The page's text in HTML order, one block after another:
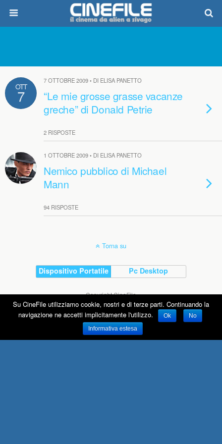
OTT
7
7 OTTOBRE 2009 • DI ELISA PANETTO
“Le mie grosse grasse vacanze
greche” di Donald Petrie
2 RISPOSTE
1 OTTOBRE 2009 • DI ELISA PANETTO
Nemico pubblico di Michael
Mann
94 RISPOSTE
Torna su
Dispositivo Portatile Pc Desktop
Copyright CineFile
Su CineFile utilizziamo cookie, nostri e di terze parti. Continuando la
navigazione ne accetti implicitamente l'utilizzo.
Ok
No
Informativa estesa